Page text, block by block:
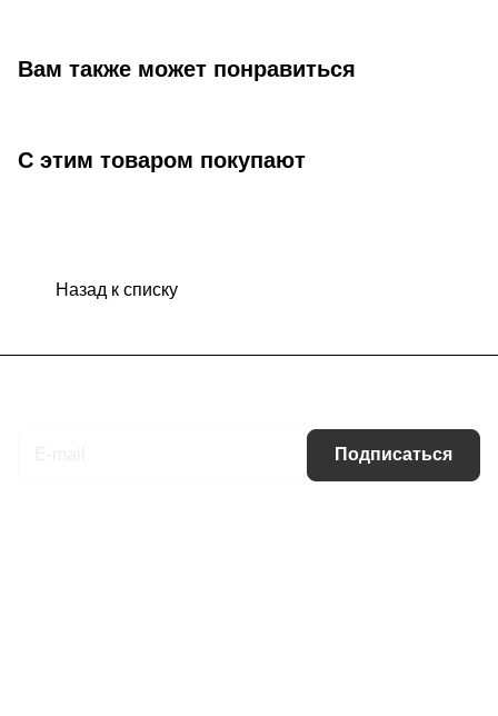
Вам также может понравиться
С этим товаром покупают
Назад к списку
Подписаться